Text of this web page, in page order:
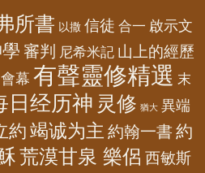
所書 以撒 信徒 合一 啟示文
審判 尼希米記 山上的經歷
會幕 有聲靈修精選 末
日经历神 灵修 猶大 異端
約 竭诚为主 約翰一書 約
荒漠甘泉 樂侶 西敏斯